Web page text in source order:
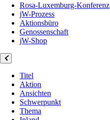
Rosa-Luxemburg-Konferenz
jW-Prozess
Aktionsbüro
Genossenschaft
jW-Shop
Titel
Aktion
Ansichten
Schwerpunkt
Thema